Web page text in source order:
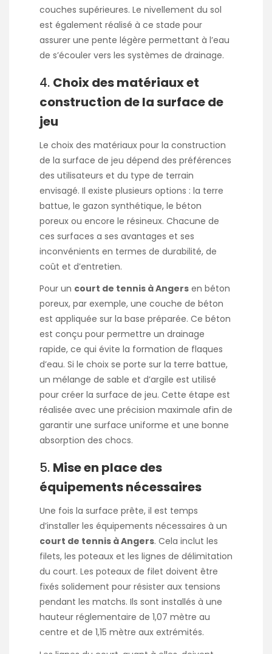
couches supérieures. Le nivellement du sol
est également réalisé à ce stade pour
assurer une pente légère permettant à l’eau
de s’écouler vers les systèmes de drainage.
4. Choix des matériaux et
construction de la surface de
jeu
Le choix des matériaux pour la construction
de la surface de jeu dépend des préférences
des utilisateurs et du type de terrain
envisagé. Il existe plusieurs options : la terre
battue, le gazon synthétique, le béton
poreux ou encore le résineux. Chacune de
ces surfaces a ses avantages et ses
inconvénients en termes de durabilité, de
coût et d’entretien.
Pour un court de tennis à Angers en béton
poreux, par exemple, une couche de béton
est appliquée sur la base préparée. Ce béton
est conçu pour permettre un drainage
rapide, ce qui évite la formation de flaques
d’eau. Si le choix se porte sur la terre battue,
un mélange de sable et d’argile est utilisé
pour créer la surface de jeu. Cette étape est
réalisée avec une précision maximale afin de
garantir une surface uniforme et une bonne
absorption des chocs.
5. Mise en place des
équipements nécessaires
Une fois la surface prête, il est temps
d’installer les équipements nécessaires à un
court de tennis à Angers. Cela inclut les
filets, les poteaux et les lignes de délimitation
du court. Les poteaux de filet doivent être
fixés solidement pour résister aux tensions
pendant les matchs. Ils sont installés à une
hauteur réglementaire de 1,07 mètre au
centre et de 1,15 mètre aux extrémités.